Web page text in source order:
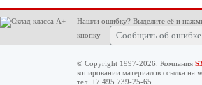
Нашли ошибку? Выделите её и
кнопку
Сообщить об ошибке
© Copyright 1997-2026. Компания S3
копировании материалов ссылка на
тел. +7 495 739-25-65